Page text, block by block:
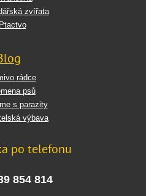
zvířata
Ptactvo
rádce
psů
s parazity
výbava
po telefonu
854 814